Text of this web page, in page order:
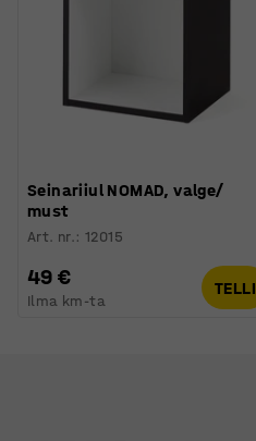
Seinariiul NOMAD, valge/
must
Art. nr.:12015
49 €
Ilma km-ta
TELLI